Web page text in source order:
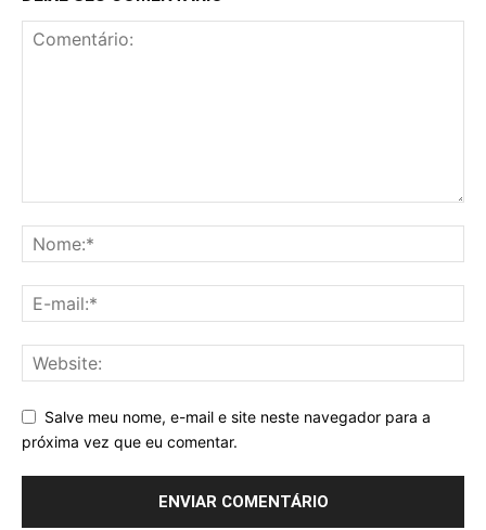
Salve meu nome, e-mail e site neste navegador para a
próxima vez que eu comentar.